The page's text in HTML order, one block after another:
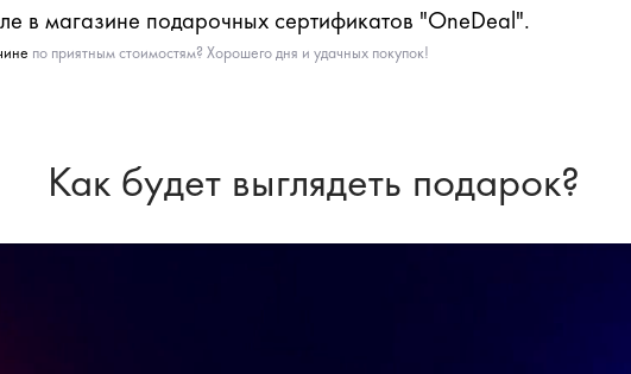
в магазине подарочных сертификатов "OneDeal".
по приятным стоимостям? Хорошего дня и удачных покупок!
Как будет выглядеть подарок?